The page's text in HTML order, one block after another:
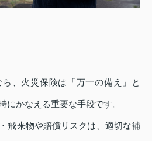
、火災保険は「万一の備え」と
にかなえる重要な手段です。
飛来物や賠償リスクは、適切な補